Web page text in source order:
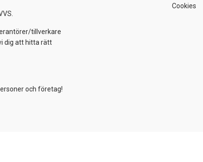
tillverkare
dig att hitta rätt
och företag!
Cookies